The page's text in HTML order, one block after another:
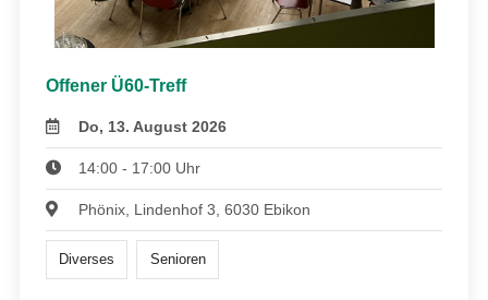
Offener Ü60-Treff
Do, 13. August 2026
14:00 - 17:00 Uhr
Phönix, Lindenhof 3, 6030 Ebikon
Diverses Senioren